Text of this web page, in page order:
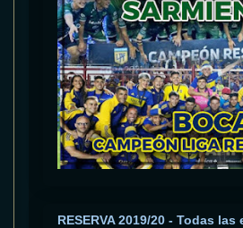
RESERVA 2019/20 - Todas